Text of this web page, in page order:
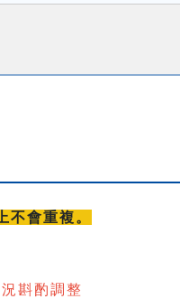
不會重複。
斟酌調整